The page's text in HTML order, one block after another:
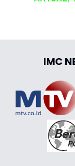
IMC